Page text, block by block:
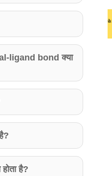
ligand bond क्या
है?